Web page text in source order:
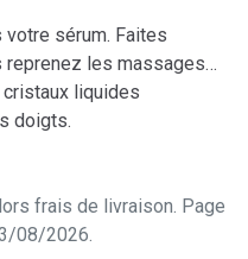
votre sérum. Faites
reprenez les massages…
cristaux liquides
doigts.
frais de livraison. Page
08/2026.